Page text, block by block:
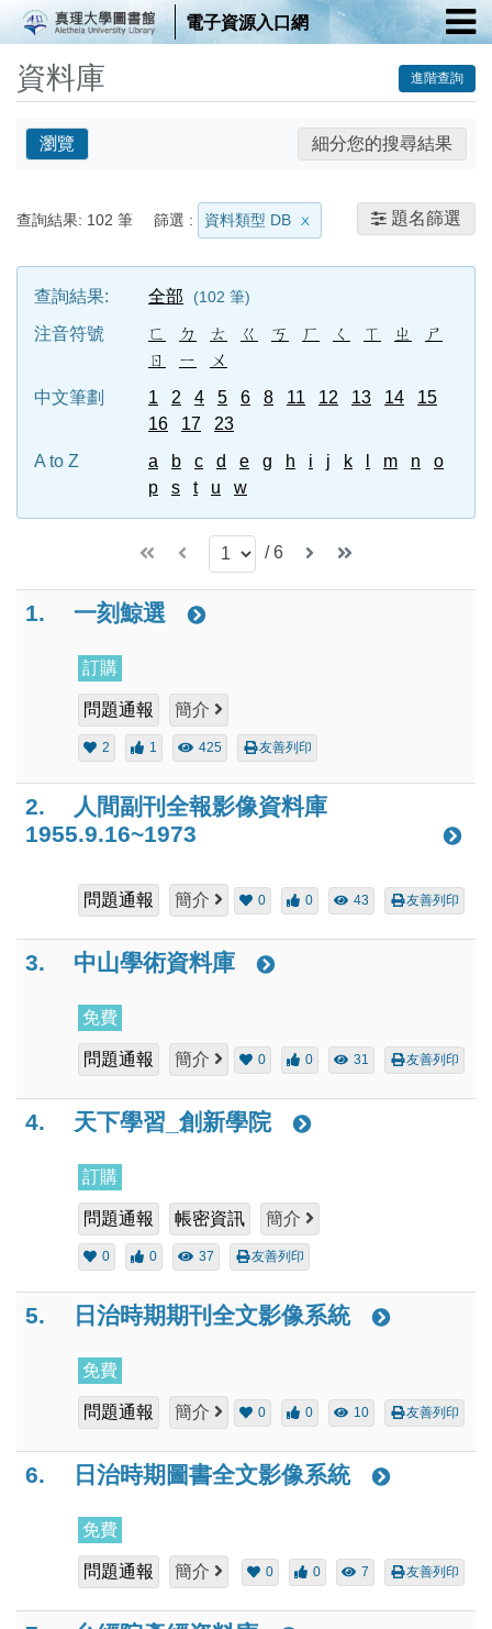
電子資源入口網
資料庫 進階查詢
瀏覽 細分您的搜尋結果
題名篩選
查詢結果: 102 筆 篩選 : 資料類型 DB
查詢結果: 全部 102 筆
注音符號 ㄈ ㄉ ㄊ ㄍ ㄎ ㄏ ㄑ ㄒ ㄓ
ㄕ
ㄖ
ㄧ
ㄨ
中文筆劃
1 2 4 5 6 8 11 12 13 14
15
16
17
23
A to Z
a b c d e g h i j k m n
o
p
s t u w
/ 6
1. 一刻鯨選
訂購
問題通報 簡介
2 1 425 友善列印
2.
人間副刊全報影像資料庫
1955.9.16~1973
問題通報 簡介 0 0 43 友善列印
3. 中山學術資料庫
免費
問題通報 簡介 0 0 31 友善列印
4. 天下學習_創新學院
訂購
問題通報 帳密資訊 簡介
0 0 37 友善列印
5. 日治時期期刊全文影像系統
免費
問題通報 簡介 0 0 10 友善列印
6. 日治時期圖書全文影像系統
免費
問題通報 簡介 0 0 7 友善列印